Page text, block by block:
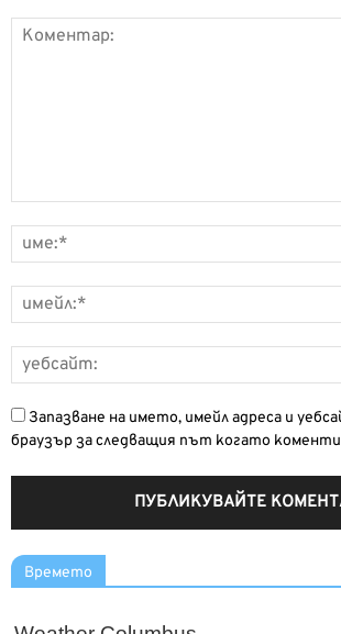
Запазване на името, имейл адреса и
браузър за следващия път когато
Времето